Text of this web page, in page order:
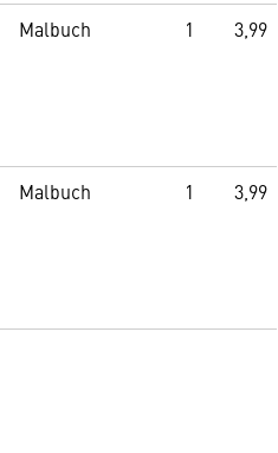
Malbuch 1 3,99
Malbuch 1 3,99